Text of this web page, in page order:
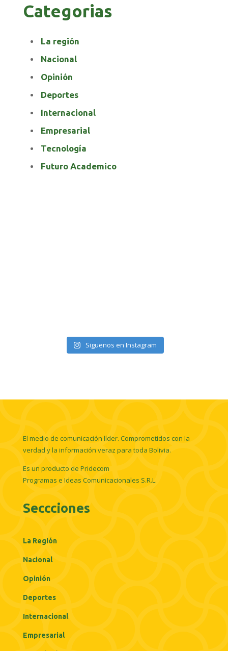
Categorias
La región
Nacional
Opinión
Deportes
Internacional
Empresarial
Tecnología
Futuro Academico
Siguenos en Instagram
El medio de comunicación líder. Comprometidos con la
verdad y la información veraz para toda Bolivia.
Es un producto de Pridecom
Programas e Ideas Comunicacionales S.R.L.
Seccciones
La Región
Nacional
Opinión
Deportes
Internacional
Empresarial